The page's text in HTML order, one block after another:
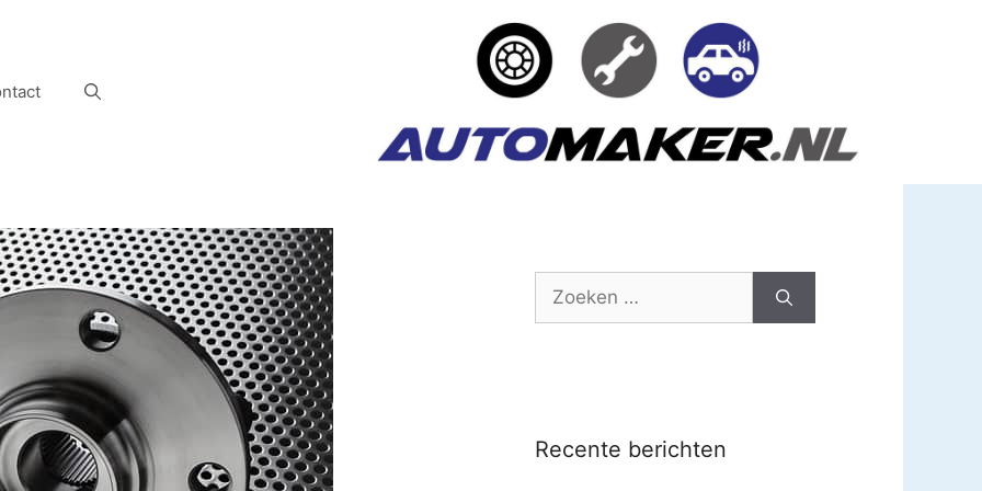
Zoek
Recente berichten